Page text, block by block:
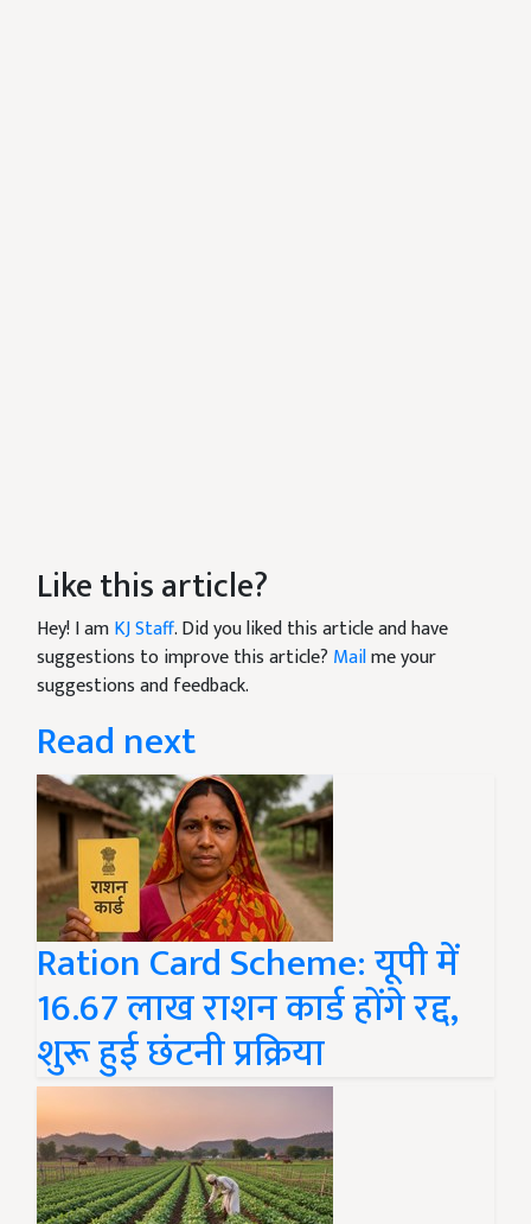
Like this article?
Hey! I amKJ Staff. Did you liked this article and have
suggestions to improve this article? Mailme your
suggestions and feedback.
Read next
Ration Card Scheme: यूपी में
16.67 लाख राशन कार्ड होंगे रद्द,
शुरू हुई छंटनी प्रक्रिया